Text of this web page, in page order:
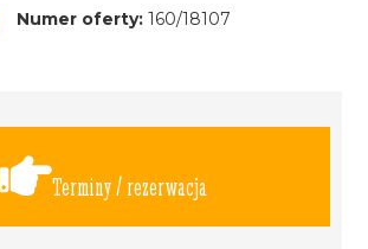
Numer oferty:160/18107
Terminy / rezerwacja